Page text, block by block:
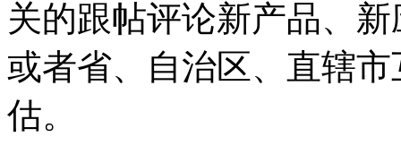
关的跟帖评论新产品、
或者省、自治区、直辖
估。